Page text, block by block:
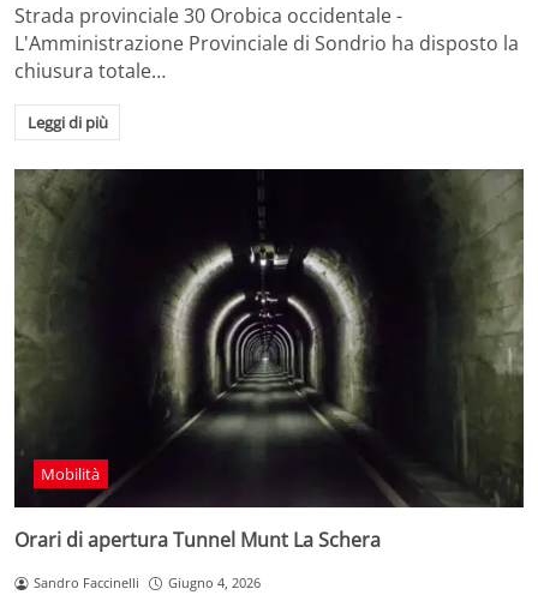
Strada provinciale 30 Orobica occidentale -
L'Amministrazione Provinciale di Sondrio ha disposto la
chiusura totale…
Leggi di più
Mobilità
Orari di apertura Tunnel Munt La Schera
Sandro Faccinelli Giugno 4, 2026